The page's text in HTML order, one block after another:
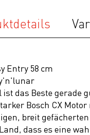
Entry 58 cm
das Beste gerade
Bosch CX
breit
dass es eine